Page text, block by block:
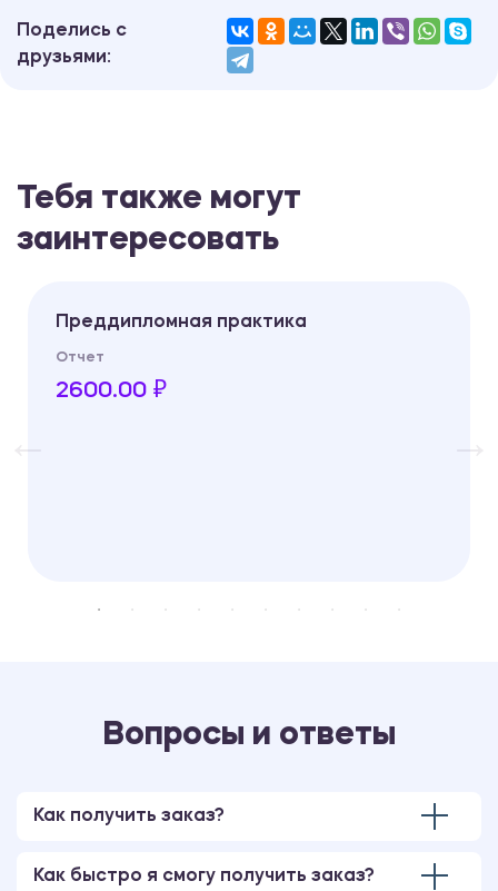
Поделись с
друзьями:
Тебя также могут
заинтересовать
Преддипломная практика
Отчет
2600.00 ₽
Вопросы и ответы
Как получить заказ?
Как быстро я смогу получить заказ?